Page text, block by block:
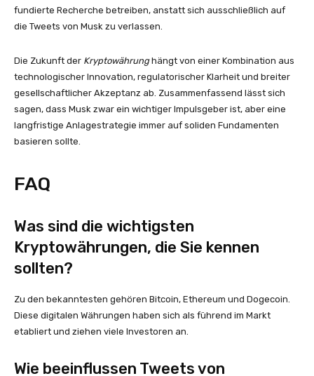
fundierte Recherche betreiben, anstatt sich ausschließlich auf
die Tweets von Musk zu verlassen.
Die Zukunft der Kryptowährunghängt von einer Kombination aus
technologischer Innovation, regulatorischer Klarheit und breiter
gesellschaftlicher Akzeptanz ab. Zusammenfassend lässt sich
sagen, dass Musk zwar ein wichtiger Impulsgeber ist, aber eine
langfristige Anlagestrategie immer auf soliden Fundamenten
basieren sollte.
FAQ
Was sind die wichtigsten
Kryptowährungen, die Sie kennen
sollten?
Zu den bekanntesten gehören Bitcoin, Ethereum und Dogecoin.
Diese digitalen Währungen haben sich als führend im Markt
etabliert und ziehen viele Investoren an.
Wie beeinflussen Tweets von